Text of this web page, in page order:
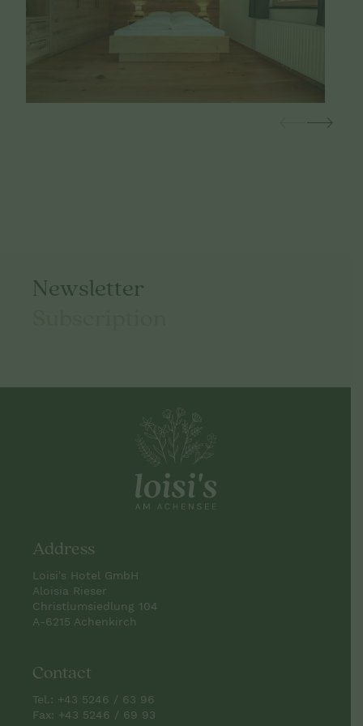
Newsletter
Address
Loisi’s Hotel GmbH
Aloisia Rieser
Christlumsiedlung 104
A-6215 Achenkirch
Contact
Tel.: +43 5246 / 63 96
Fax: +43 5246 / 69 93